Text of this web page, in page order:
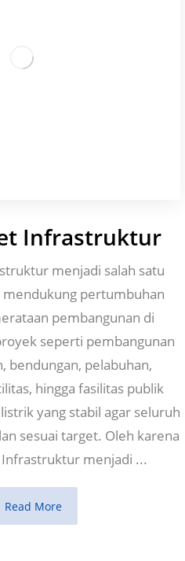
Infrastruktur
menjadi salah satu
pertumbuhan
pembangunan di
seperti pembangunan
bendungan, pelabuhan,
hingga fasilitas publik
yang stabil agar seluruh
sesuai target. Oleh karena
Infrastruktur menjadi ...
Read More